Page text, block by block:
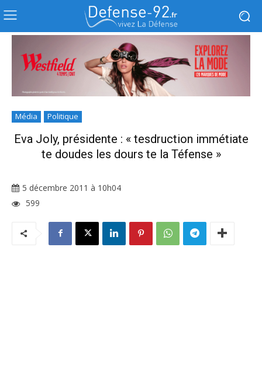
Média Politique
Eva Joly, présidente : « tesdruction immétiate
te doudes les dours te la Téfense »
5 décembre 2011 à 10h04
599